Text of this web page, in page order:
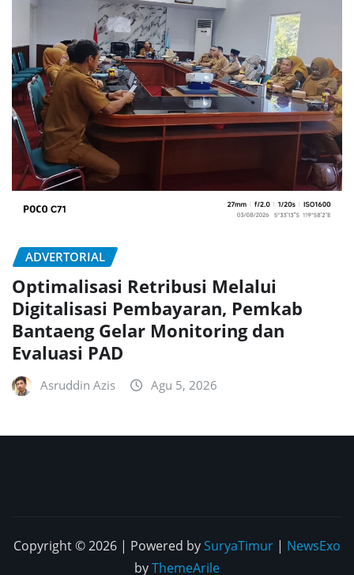
ADVERTORIAL
Optimalisasi Retribusi Melalui
Digitalisasi Pembayaran, Pemkab
Bantaeng Gelar Monitoring dan
Evaluasi PAD
Asruddin Azis Agu 5, 2026
Copyright © 2026 | Powered bySuryaTimur | NewsExo
byThemeArile